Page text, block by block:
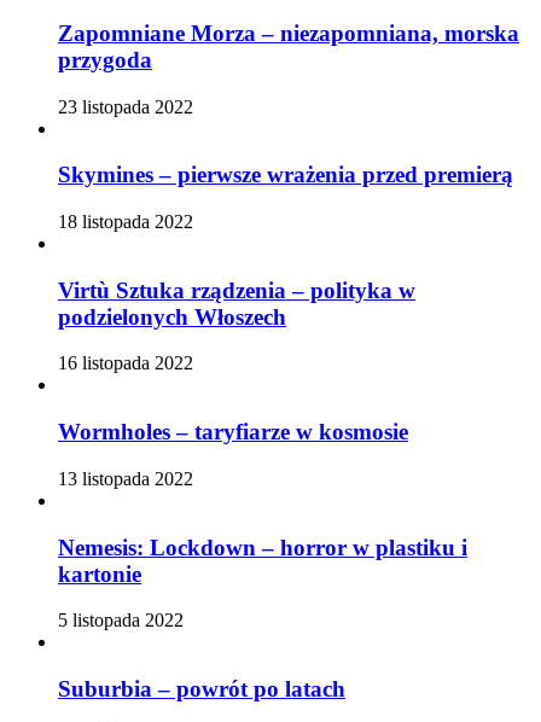
Zapomniane Morza – niezapomniana, morska
przygoda
23 listopada 2022
Skymines – pierwsze wrażenia przed premierą
18 listopada 2022
Virtù Sztuka rządzenia – polityka w
podzielonych Włoszech
16 listopada 2022
Wormholes – taryfiarze w kosmosie
13 listopada 2022
Nemesis: Lockdown – horror w plastiku i
kartonie
5 listopada 2022
Suburbia – powrót po latach